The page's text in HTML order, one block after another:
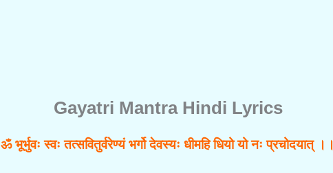
Gayatri Mantra Hindi Lyrics
ॐ भूर्भुवः स्वः तत्सवितुर्वरेण्यं भर्गो देवस्यः धीमहि धियो यो नः प्रचोदयात् ।।